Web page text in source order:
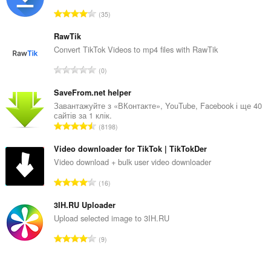
З
а
ь
а
к
і
л
ь
к
с
ь
о
і
35
RawTik
Convert TikTok Videos to mp4 files with RawTik
З
г
а
л
ь
а
к
і
л
ь
к
с
0
SaveFrom.net helper
Завантажуйте з «ВКонтакте», YouTube, Facebook і ще 40
сайтів за 1 клік.
З
г
а
ь
а
к
і
л
8198
Video downloader for TikTok | TikTokDer
Video download + bulk user video downloader
З
г
а
ь
16
3IH.RU Uploader
Upload selected image to 3IH.RU
З9